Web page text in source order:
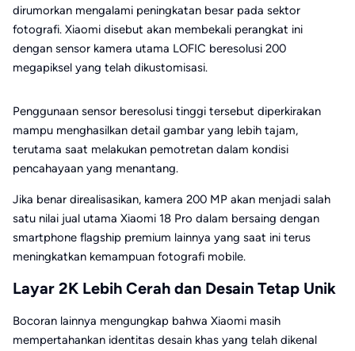
dirumorkan mengalami peningkatan besar pada sektor
fotografi. Xiaomi disebut akan membekali perangkat ini
dengan sensor kamera utama LOFIC beresolusi 200
megapiksel yang telah dikustomisasi.
Penggunaan sensor beresolusi tinggi tersebut diperkirakan
mampu menghasilkan detail gambar yang lebih tajam,
terutama saat melakukan pemotretan dalam kondisi
pencahayaan yang menantang.
Jika benar direalisasikan, kamera 200 MP akan menjadi salah
satu nilai jual utama Xiaomi 18 Pro dalam bersaing dengan
smartphone flagship premium lainnya yang saat ini terus
meningkatkan kemampuan fotografi mobile.
Layar 2K Lebih Cerah dan Desain Tetap Unik
Bocoran lainnya mengungkap bahwa Xiaomi masih
mempertahankan identitas desain khas yang telah dikenal